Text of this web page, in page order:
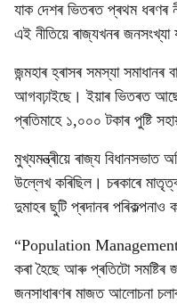
যাক দেশৰ ভিতৰত প্ৰথম ধৰণৰ
এই নীতিয়ে ৰাজ্যখনৰ জনসংখ্যা
জন্মহাৰ হ্ৰাসৰ সমস্যা সমাধানৰ
আগবঢ়াইছে। ইয়াৰ ভিতৰত আছে
প্ৰতিমাহে ১,০০০ টকাৰ পুষ্টি
মুখ্যমন্ত্ৰীয়ে ৰাজ্য বিধানসভাত
উল্লেখ কৰিছিল। চৰকাৰে
দুমাহৰ ছুটি প্ৰদানৰ পৰিকল্পনাও
“Population
কৰা হৈছে আৰু প্ৰতিটো সমষ্টিৰ
জনসাধাৰণৰ মাজত আলোচনা